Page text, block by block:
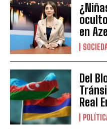
en
Del
Real